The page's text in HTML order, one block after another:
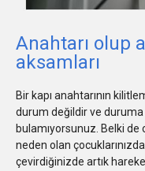
Anahtarı olup
aksamları
Bir kapı anahtarının
durum değildir ve
bulamıyorsunuz. Belki de
neden olan
çevirdiğinizde artık